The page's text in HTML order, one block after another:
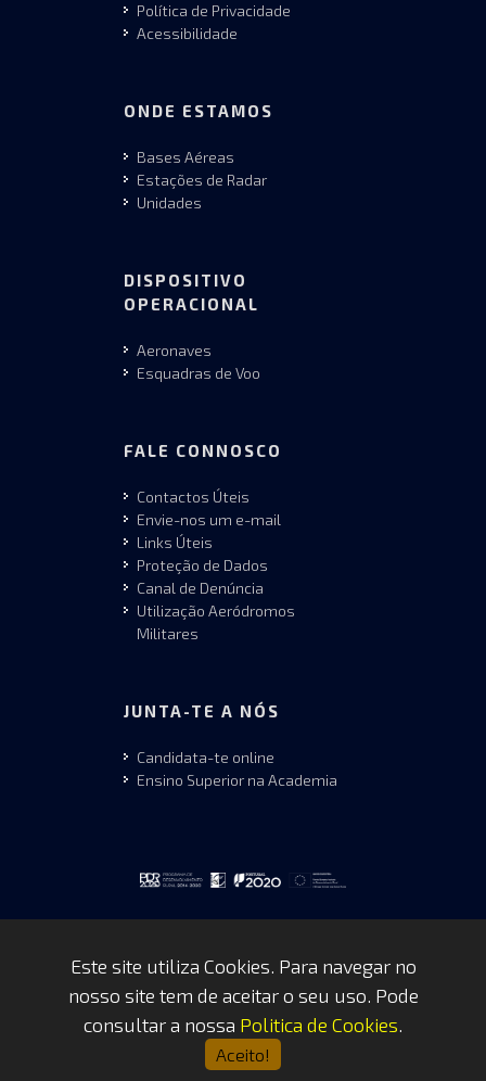
Política de Privacidade
Acessibilidade
ONDE ESTAMOS
Bases Aéreas
Estações de Radar
Unidades
DISPOSITIVO
OPERACIONAL
Aeronaves
Esquadras de Voo
FALE CONNOSCO
Contactos Úteis
Envie-nos um e-mail
Links Úteis
Proteção de Dados
Canal de Denúncia
Utilização Aeródromos
Militares
JUNTA-TE A NÓS
Candidata-te online
Ensino Superior na Academia
Copyrights © 2026 by FAP - DCSI -
WEBTEAM
Este site utiliza Cookies. Para navegar no
nosso site tem de aceitar o seu uso. Pode
consultar a nossa Politica de Cookies.
Aceito!